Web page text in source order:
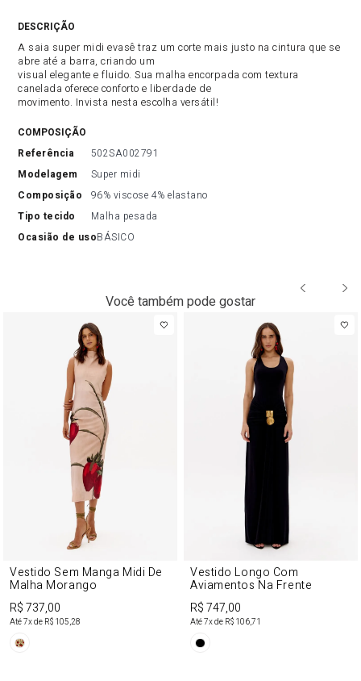
A saia super midi evasê traz um corte mais justo na cintura que se
abre até a barra, criando um
visual elegante e fluido. Sua malha encorpada com textura
canelada oferece conforto e liberdade de
movimento. Invista nesta escolha versátil!
COMPOSIÇÃO
referência
502SA002791
modelagem
Super midi
composição
96% viscose 4% elastano
tipo tecido
Malha pesada
ocasião de usoBÁSICO
Você também pode gostar
Vestido Sem Manga Midi De
Malha Morango
R$ 737,00
Até7x de R$ 105,28
Vestido Longo Com
Aviamentos Na Frente
R$ 747,00
Até7x de R$ 106,71